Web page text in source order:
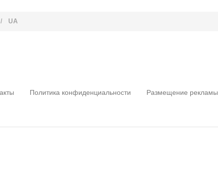
/ UA
Политика конфиденциальности Размещение рекламы